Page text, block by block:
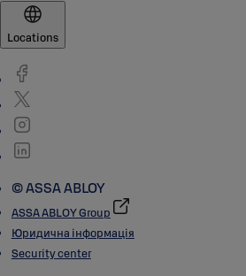
Locations
© ASSA ABLOY
ASSA ABLOY Group
Юридична інформація
Security center